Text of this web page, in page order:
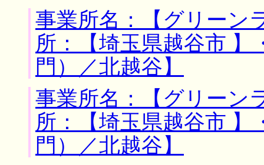
事業所名：【グリーン
所：【埼玉県越谷市 】
門）／北越谷】
事業所名：【グリーン
所：【埼玉県越谷市 】
門）／北越谷】